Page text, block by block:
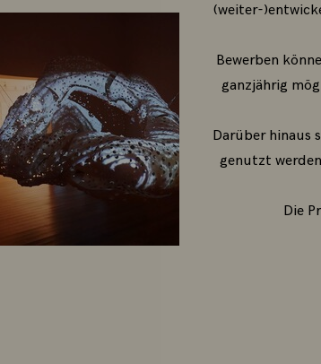
(weiter-
Bewerben
ganzjährig
Darüber hinaus
genutzt
Die